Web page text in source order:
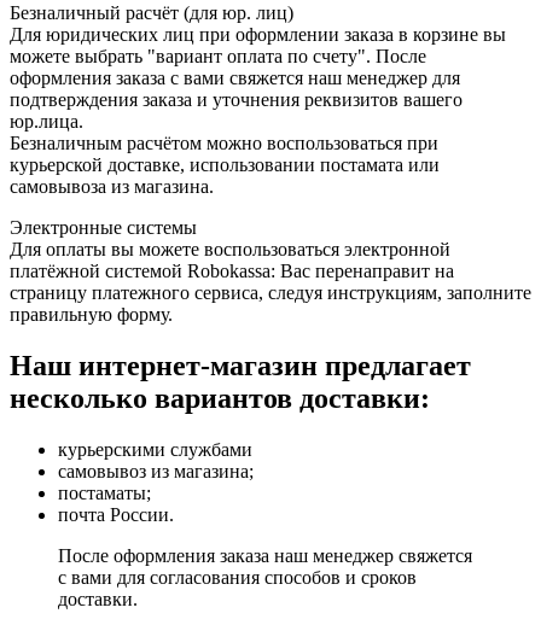
Безналичный расчёт (для юр. лиц)
Для юридических лиц при оформлении заказа в корзине вы
можете выбрать "вариант оплата по счету". После
оформления заказа с вами свяжется наш менеджер для
подтверждения заказа и уточнения реквизитов вашего
юр.лица.
Безналичным расчётом можно воспользоваться при
курьерской доставке, использовании постамата или
самовывоза из магазина.
Электронные системы
Для оплаты вы можете воспользоваться электронной
платёжной системой Robokassa: Вас перенаправит на
страницу платежного сервиса, следуя инструкциям, заполните
правильную форму.
Наш интернет-магазин предлагает
несколько вариантов доставки:
курьерскими службами
самовывоз из магазина;
постаматы;
почта России.
После оформления заказа наш менеджер свяжется
с вами для согласования способов и сроков
доставки.